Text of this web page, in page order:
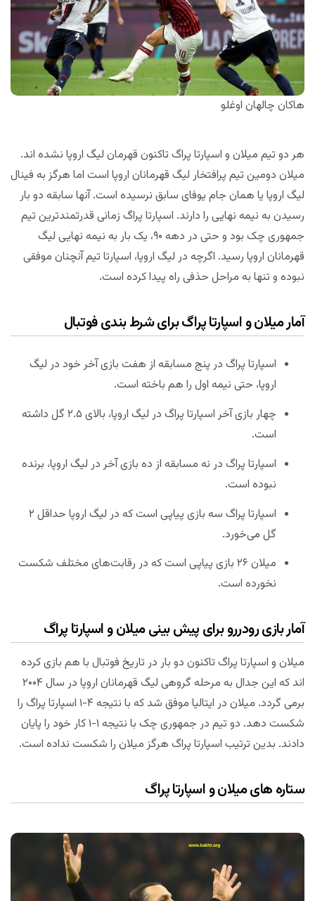
هاکان چالهان اوغلو
هر دو تیم میلان و اسپارتا پراگ تاکنون قهرمان لیگ اروپا نشده اند.
میلان دومین تیم پرافتخار لیگ قهرمانان اروپا است اما هرگز به فینال
لیگ اروپا یا همان جام یوفای سابق نرسیده است. آنها سابقه دو بار
رسیدن به نیمه نهایی را دارند. اسپارتا پراگ زمانی قدرتمندترین تیم
جمهوری چک بود و حتی در دهه ۹۰، یک بار به نیمه نهایی لیگ
قهرمانان اروپا رسید. اگرچه در لیگ اروپا، اسپارتا تیم آنچنان موفقی
نبوده و تنها به مراحل حذفی راه پیدا کرده است.
آمار میلان و اسپارتا پراگ برای شرط بندی فوتبال
اسپارتا پراگ در پنج مسابقه از هفت بازی آخر خود در لیگ
اروپا، حتی نیمه اول را هم باخته است.
چهار بازی آخر اسپارتا پراگ در لیگ اروپا، بالای ۲.۵ گل داشته
است.
اسپارتا پراگ در نه مسابقه از ده بازی آخر در لیگ اروپا، برنده
نبوده است.
اسپارتا پراگ سه بازی پیاپی است که در لیگ اروپا حداقل ۲
گل می‌خورد.
میلان ۲۶ بازی پیاپی است که در رقابت‌های مختلف شکست
نخورده است.
آمار بازی رودررو برای پیش بینی میلان و اسپارتا پراگ
میلان و اسپارتا پراگ تاکنون دو بار در تاریخ فوتبال با هم بازی کرده
اند که این جدال به مرحله گروهی لیگ قهرمانان اروپا در سال ۲۰۰۴
برمی گردد. میلان در ایتالیا موفق شد که با نتیجه ۴-۱ اسپارتا پراگ را
شکست دهد. دو تیم در جمهوری چک با نتیجه ۱-۱ کار خود را پایان
دادند. بدین ترتیب اسپارتا پراگ هرگز میلان را شکست نداده است.
ستاره های میلان و اسپارتا پراگ